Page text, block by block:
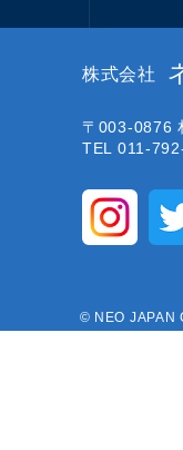
株式会社
〒003-0876
TEL 011-
© NEO JAPAN